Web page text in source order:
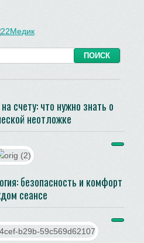
счету: что нужно знать о
неотложке
безопасность и комфорт
сеансе